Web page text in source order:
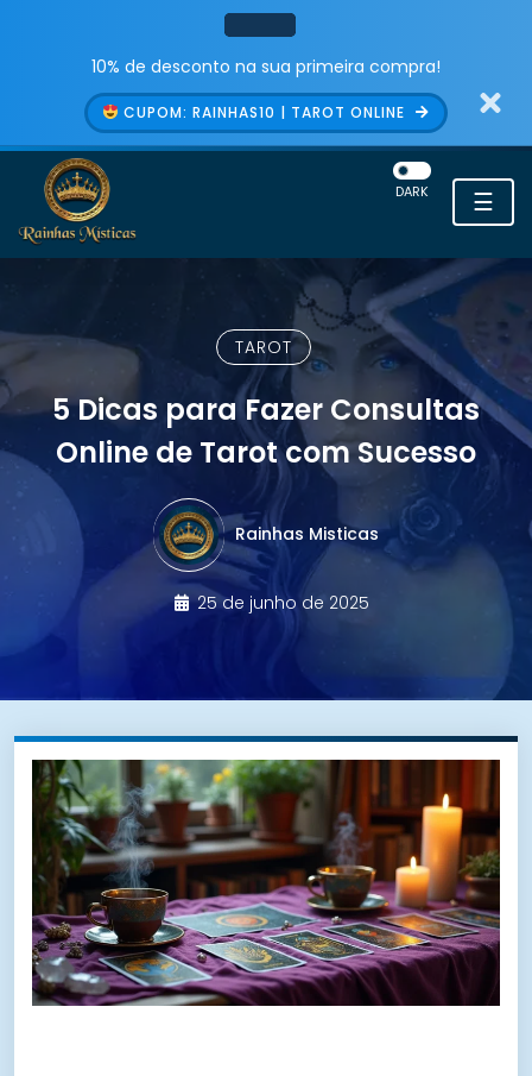
10% de desconto na sua primeira compra!
CUPOM: RAINHAS10 | TAROT ONLINE
☰
DARK
TAROT
5 Dicas para Fazer Consultas
Online de Tarot com Sucesso
Rainhas Misticas
25 de junho de 2025